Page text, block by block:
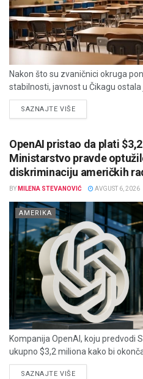
Nakon što su zvaničnici okruga
stabilnosti, javnost u Čikagu ostala
SAZNAJTE VIŠEDETAILS
OpenAI pristao da plati
Ministarstvo pravde
diskriminaciju američkih
BY MILENA STEVANOVIĆ AVGUST 6, 2026
AMERIKA
Kompanija OpenAI, koju predvodi
ukupno $3,2 miliona kako bi
SAZNAJTE VIŠEDETAILS